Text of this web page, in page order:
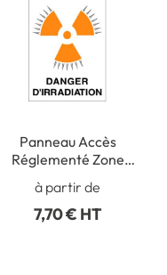
Panneau Accès
Réglementé Zone
Orange Danger d
´Irradiation - STF 3332S
à partir de
7,70 € HT